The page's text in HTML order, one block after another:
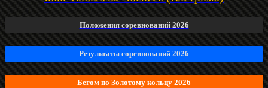
Положения соревнований 2026
Результаты соревнований 2026
Бегом по Золотому кольцу 2026